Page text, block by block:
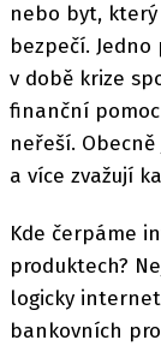
nebo byt,
bezpečí.
v době krize
finanční
neřeší.
a více zvažují
Kde čerpáme
produktech?
logicky
bankovních